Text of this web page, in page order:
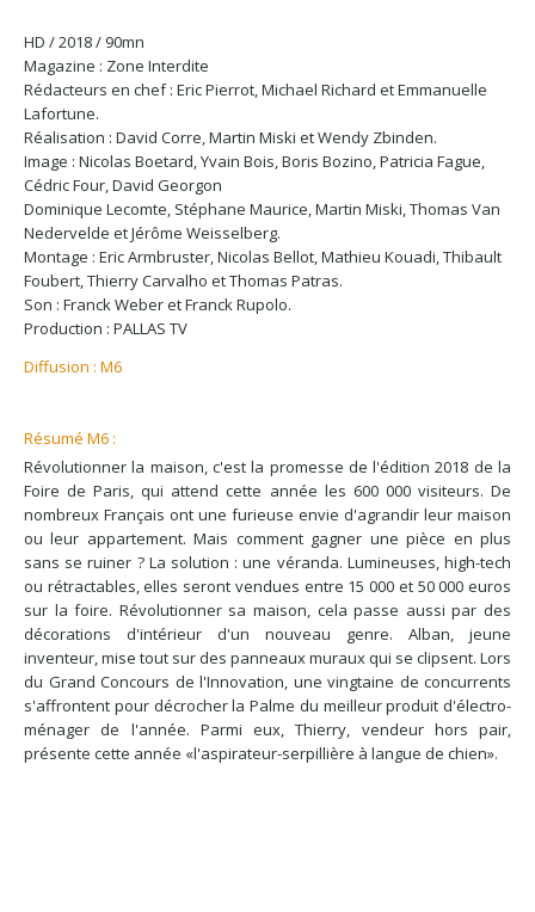
HD / 2018 / 90mn
Magazine : Zone Interdite
Rédacteurs en chef : Eric Pierrot, Michael Richard et Emmanuelle
Lafortune.
Réalisation : David Corre, Martin Miski et Wendy Zbinden.
Image : Nicolas Boetard, Yvain Bois, Boris Bozino, Patricia Fague,
Cédric Four, David Georgon
Dominique Lecomte, Stéphane Maurice, Martin Miski, Thomas Van
Nedervelde et Jérôme Weisselberg.
Montage : Eric Armbruster, Nicolas Bellot, Mathieu Kouadi, Thibault
Foubert, Thierry Carvalho et Thomas Patras.
Son : Franck Weber et Franck Rupolo.
Production : PALLAS TV
Diffusion : M6
Résumé M6 :
Révolutionner la maison, c'est la promesse de l'édition 2018 de la
Foire de Paris, qui attend cette année les 600 000 visiteurs. De
nombreux Français ont une furieuse envie d'agrandir leur maison
ou leur appartement. Mais comment gagner une pièce en plus
sans se ruiner ? La solution : une véranda. Lumineuses, high-tech
ou rétractables, elles seront vendues entre 15 000 et 50 000 euros
sur la foire. Révolutionner sa maison, cela passe aussi par des
décorations d'intérieur d'un nouveau genre. Alban, jeune
inventeur, mise tout sur des panneaux muraux qui se clipsent. Lors
du Grand Concours de l'Innovation, une vingtaine de concurrents
s'affrontent pour décrocher la Palme du meilleur produit d'électro-
ménager de l'année. Parmi eux, Thierry, vendeur hors pair,
présente cette année «l'aspirateur-serpillière à langue de chien».